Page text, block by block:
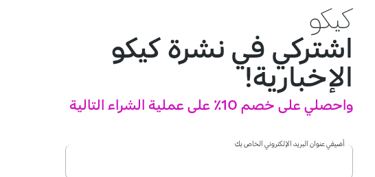
كيكو
اشتركي في نشرة كيكو
الإخبارية!
واحصلي على خصم 10٪ على عملية الشراء التالية
أضيفي عنوان البريد الإلكتروني الخاص بكِ